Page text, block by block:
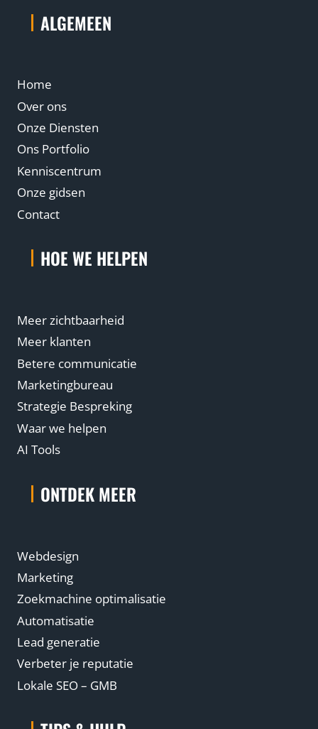
ALGEMEEN
Home
Over ons
Onze Diensten
Ons Portfolio
Kenniscentrum
Onze gidsen
Contact
HOE WE HELPEN
Meer zichtbaarheid
Meer klanten
Betere communicatie
Marketingbureau
Strategie Bespreking
Waar we helpen
AI Tools
ONTDEK MEER
Webdesign
Marketing
Zoekmachine optimalisatie
Automatisatie
Lead generatie
Verbeter je reputatie
Lokale SEO – GMB